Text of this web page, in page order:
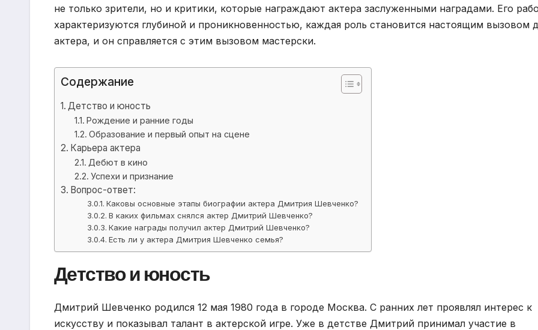
не только зрители, но и критики, которые награждают актера заслуженными наградами. Его
характеризуются глубиной и проникновенностью, каждая роль становится настоящим вызовом
актера, и он справляется с этим вызовом мастерски.
Содержание
Детство и юность
Рождение и ранние годы
Образование и первый опыт на сцене
Карьера актера
Дебют в кино
Успехи и признание
Вопрос-ответ:
Каковы основные этапы биографии актера Дмитрия Шевченко?
В каких фильмах снялся актер Дмитрий Шевченко?
Какие награды получил актер Дмитрий Шевченко?
Есть ли у актера Дмитрия Шевченко семья?
Детство и юность
Дмитрий Шевченко родился 12 мая 1980 года в городе Москва. С ранних лет проявлял интерес к
искусству и показывал талант в актерской игре. Уже в детстве Дмитрий принимал участие в